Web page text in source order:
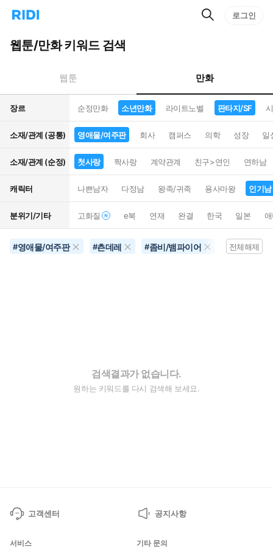
리
홈
으
턴
트
검
로그인
웹툰/만화 키워드 검색
웹툰 만화
장르 순정만화 소년만화 라이트노벨 판타지/SF
소재/관계 (공통) 영애물/여주판 회사 캠퍼스 의학 성장 일
소재/관계 (순정) 첫사랑 짝사랑 계약관계 친구>연인 연하남
캐릭터 나쁜남자 다정남 왕족/귀족 용사마왕 인기남
분위기/기타 고화질 e북 연재 완결 한국 일본
#영애물/여주판 #츤데레 #좀비/뱀파이어 영화화
전체해제
검색결과가 없습니다.
원하는 키워드를 다시 검색해 보세요.
고객센터 공지사항
서비스 기타 문의